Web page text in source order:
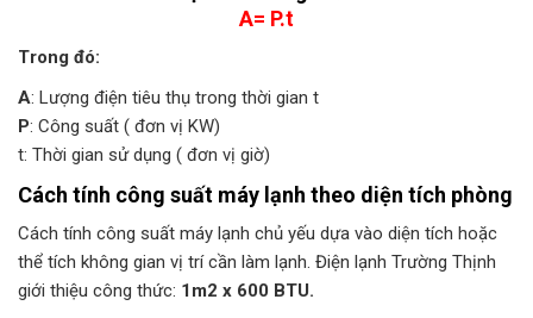
A= P.t
Trong đó:
A: Lượng điện tiêu thụ trong thời gian t
P: Công suất ( đơn vị KW)
t: Thời gian sử dụng ( đơn vị giờ)
Cách tính công suất máy lạnh theo diện tích phòng
Cách tính công suất máy lạnh chủ yếu dựa vào diện tích hoặc
thể tích không gian vị trí cần làm lạnh. Điện lạnh Trường Thịnh
giới thiệu công thức: 1m2 x 600 BTU.